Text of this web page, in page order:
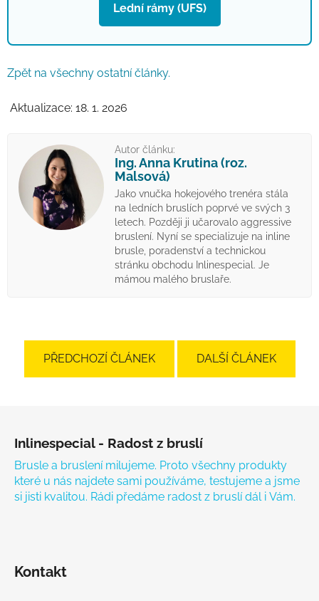
Lední rámy (UFS)
Zpět na všechny ostatní články.
Aktualizace: 18. 1. 2026
Autor článku:
Ing. Anna Krutina (roz.
Malsová)
Jako vnučka hokejového trenéra stála
na ledních bruslích poprvé ve svých 3
letech. Později ji učarovalo aggressive
bruslení. Nyní se specializuje na inline
brusle, poradenství a technickou
stránku obchodu Inlinespecial. Je
mámou malého bruslaře.
PŘEDCHOZÍ ČLÁNEK DALŠÍ ČLÁNEK
Inlinespecial - Radost z bruslí
Brusle a bruslení milujeme. Proto všechny produkty
které u nás najdete sami používáme, testujeme a jsme
si jisti kvalitou. Rádi předáme radost z bruslí dál i Vám.
Kontakt